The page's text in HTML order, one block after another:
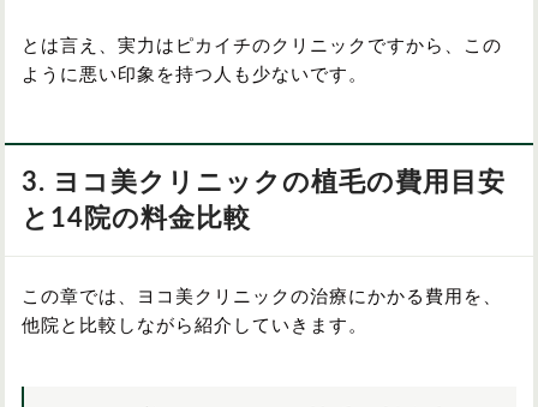
とは言え、実力はピカイチのクリニックですから、この
ように悪い印象を持つ人も少ないです。
3. ヨコ美クリニックの植毛の費用目安
と14院の料金比較
この章では、ヨコ美クリニックの治療にかかる費用を、
他院と比較しながら紹介していきます。